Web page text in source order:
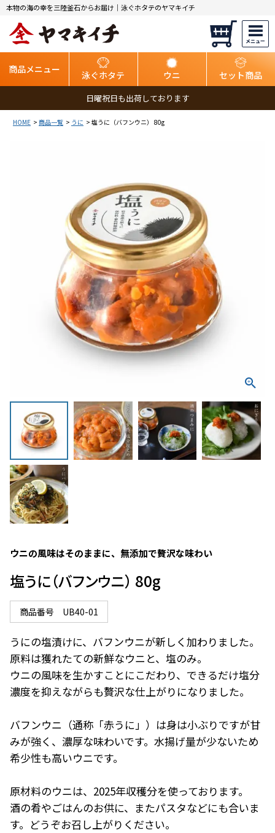
本物の海の幸を三陸釜石からお届け｜泳ぐホタテのヤマキイチ
商品メニュー 泳ぐホタテ ウニ セット商品
日曜祝日も出荷しております
HOME 商品一覧 うに 塩うに（バフンウニ） 80g
ウニの風味はそのままに、無添加で贅沢な味わい
塩うに（バフンウニ） 80g
商品番号 UB40-01
うにの塩漬けに、バフンウニが新しく加わりました。
原料は獲れたての新鮮なウニと、塩のみ。
ウニの風味を生かすことにこだわり、できるだけ塩分
濃度を抑えながらも贅沢な仕上がりになりました。
バフンウニ（通称「赤うに」）は身は小ぶりですが甘
みが強く、濃厚な味わいです。水揚げ量が少ないため
希少性も高いウニです。
原材料のウニは、2025年収穫分を使っております。
酒の肴やごはんのお供に、またパスタなどにも合いま
す。どうぞお召し上がりください。